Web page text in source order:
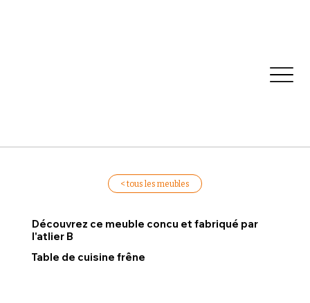
< tous les meubles
Découvrez ce meuble concu et fabriqué par
l'atlier B
Table de cuisine frêne